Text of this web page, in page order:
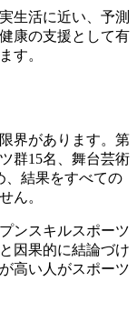
生活に近い、予測
康の支援として有
す。
界があります。第
群15名、舞台芸術
、結果をすべての
ん。
ンスキルスポーツ
因果的に結論づけ
高い人がスポーツ